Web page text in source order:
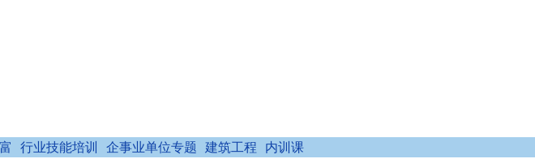
行业技能培训 企事业单位专题 建筑工程 内训课